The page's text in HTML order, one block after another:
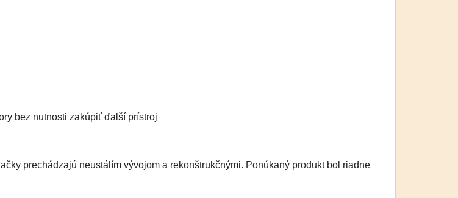
bez nutnosti zakúpiť ďalší prístroj
prechádzajú neustálím vývojom a rekonštrukčnými. Ponúkaný produkt bol riadne